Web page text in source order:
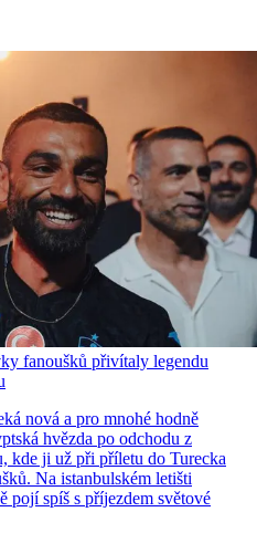
fanoušků přivítaly legendu
nová a pro mnohé hodně
hvězda po odchodu z
kde ji už při příletu do Turecka
Na istanbulském letišti
pojí spíš s příjezdem světové